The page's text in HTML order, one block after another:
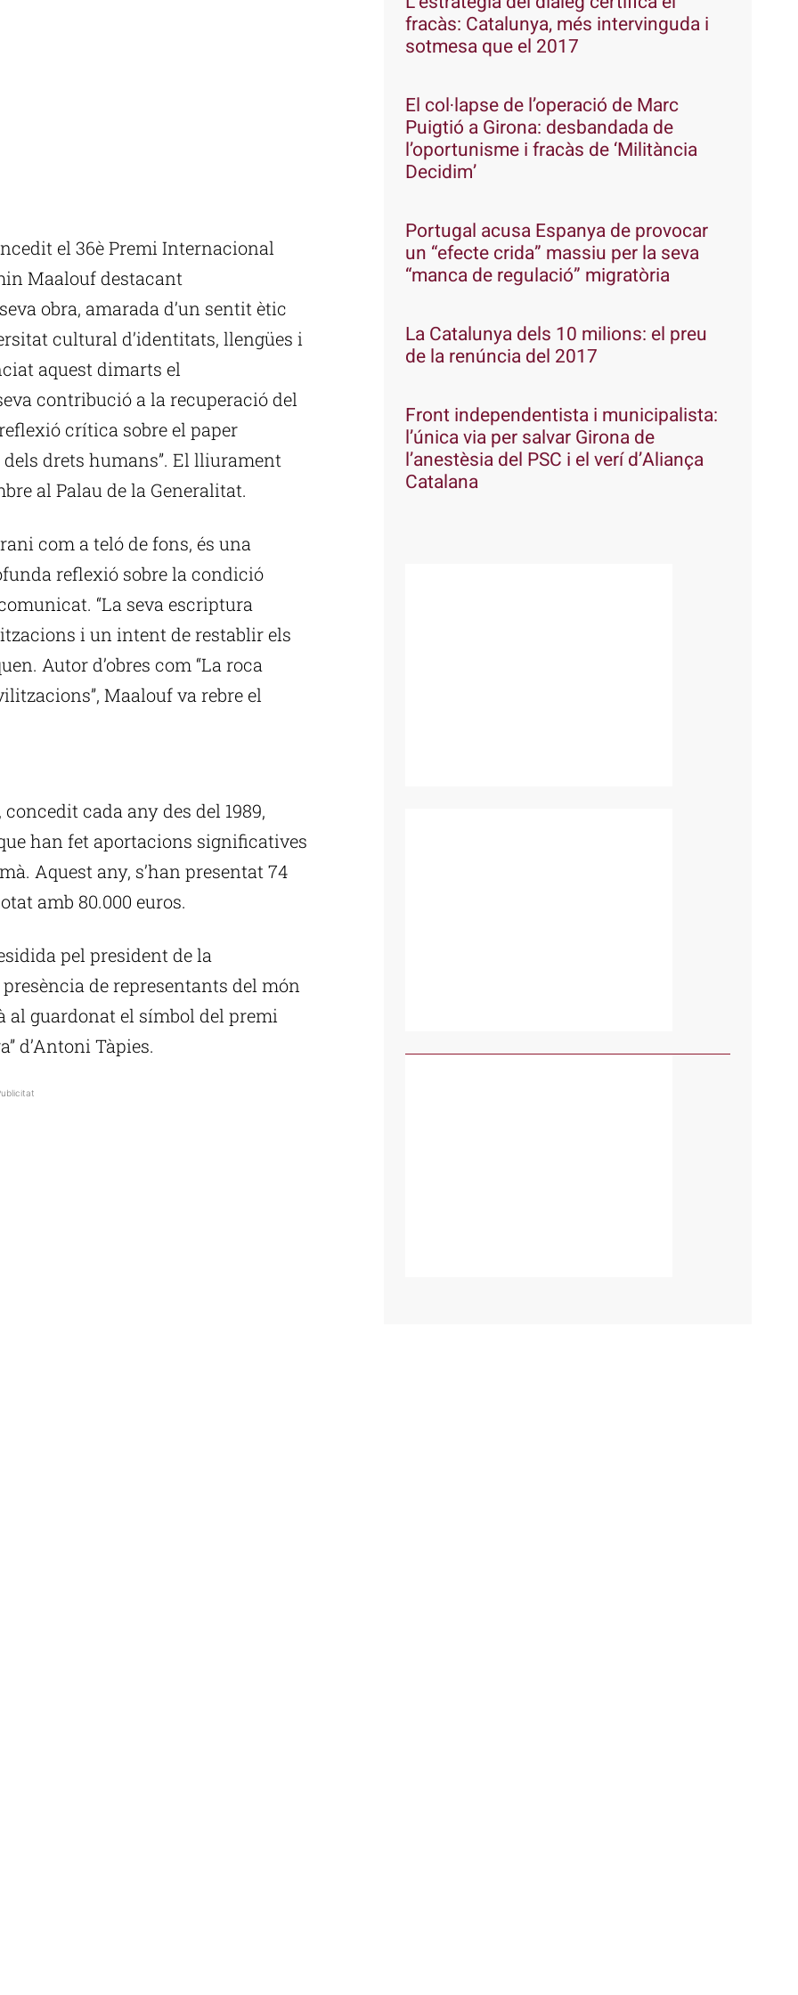
el 36è Premi Internacional
Maalouf destacant
obra, amarada d’un sentit ètic
cultural d’identitats, llengües i
aquest dimarts el
contribució a la recuperació del
crítica sobre el paper
drets humans”. El lliurament
al Palau de la Generalitat.
com a teló de fons, és una
reflexió sobre la condició
“La seva escriptura
i un intent de restablir els
Autor d’obres com “La roca
Maalouf va rebre el
cada any des del 1989,
han fet aportacions significatives
Aquest any, s’han presentat 74
amb 80.000 euros.
pel president de la
de representants del món
al guardonat el símbol del premi
d’Antoni Tàpies.
fracàs: Catalunya, més intervinguda i
sotmesa que el 2017
El col·lapse de l’operació de Marc
Puigtió a Girona: desbandada de
l’oportunisme i fracàs de ‘Militància
Decidim’
Portugal acusa Espanya de provocar
un “efecte crida” massiu per la seva
“manca de regulació” migratòria
La Catalunya dels 10 milions: el preu
de la renúncia del 2017
Front independentista i municipalista:
l’única via per salvar Girona de
l’anestèsia del PSC i el verí d’Aliança
Catalana